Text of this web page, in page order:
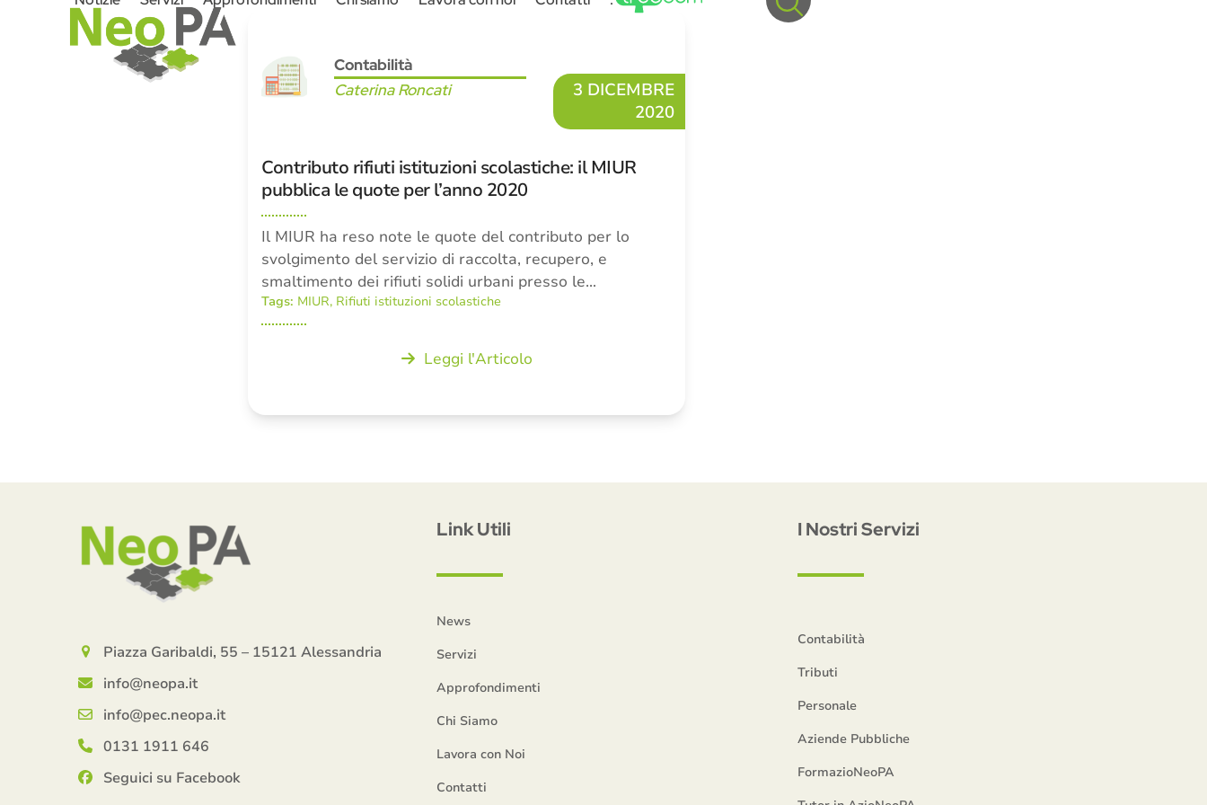
Contabilità
Caterina Roncati
3 DICEMBRE
2020
Contributo rifiuti istituzioni scolastiche: il MIUR
pubblica le quote per l’anno 2020
Il MIUR ha reso note le quote del contributo per lo
svolgimento del servizio di raccolta, recupero, e
smaltimento dei rifiuti solidi urbani presso le…
Tags: MIUR, Rifiuti istituzioni scolastiche
Leggi l'Articolo
Piazza Garibaldi, 55 – 15121 Alessandria
info@neopa.it
info@pec.neopa.it
0131 1911 646
Seguici su Facebook
Link Utili
News
Servizi
Approfondimenti
Chi Siamo
Lavora con Noi
Contatti
I Nostri Servizi
Contabilità
Tributi
Personale
Aziende Pubbliche
FormazioNeoPA